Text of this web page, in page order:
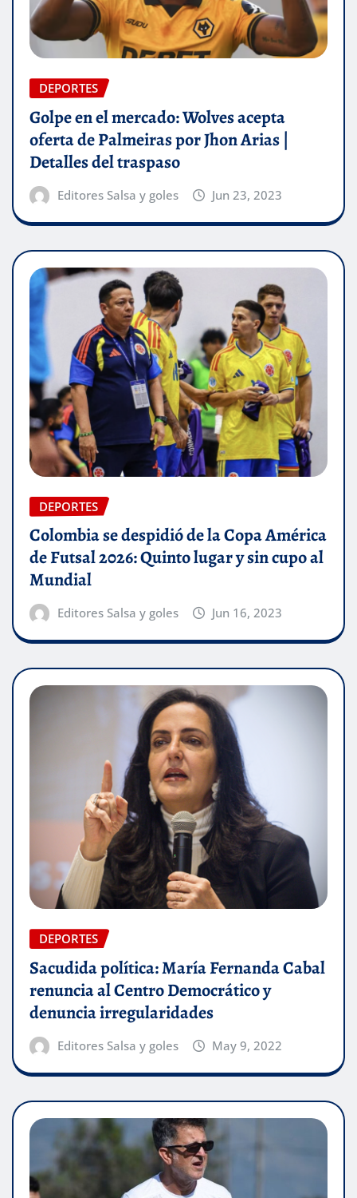
DEPORTES
Golpe en el mercado: Wolves acepta
oferta de Palmeiras por Jhon Arias |
Detalles del traspaso
Editores Salsa y goles Jun 23, 2023
DEPORTES
Colombia se despidió de la Copa América
de Futsal 2026: Quinto lugar y sin cupo al
Mundial
Editores Salsa y goles Jun 16, 2023
DEPORTES
Sacudida política: María Fernanda Cabal
renuncia al Centro Democrático y
denuncia irregularidades
Editores Salsa y goles May 9, 2022